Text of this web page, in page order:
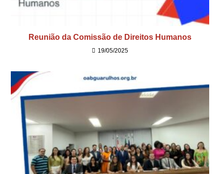
Reunião da Comissão de Direitos Humanos
19/05/2025